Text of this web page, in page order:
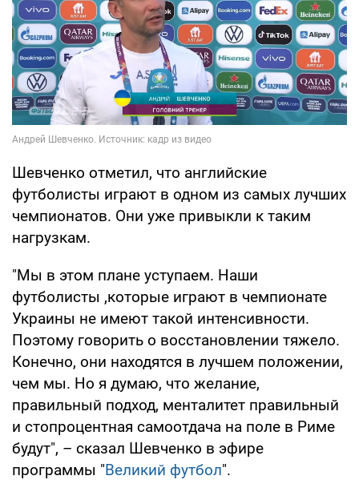
Шевченко отметил, что английские
футболисты играют в одном из самых лучших
чемпионатов. Они уже привыкли к таким
нагрузкам.
"Мы в этом плане уступаем. Наши
футболисты ,которые играют в чемпионате
Украины не имеют такой интенсивности.
Поэтому говорить о восстановлении тяжело.
Конечно, они находятся в лучшем положении,
чем мы. Но я думаю, что желание,
правильный подход, менталитет правильный
и стопроцентная самоотдача на поле в Риме
будут", – сказал Шевченко в эфире
программы "Великий футбол".